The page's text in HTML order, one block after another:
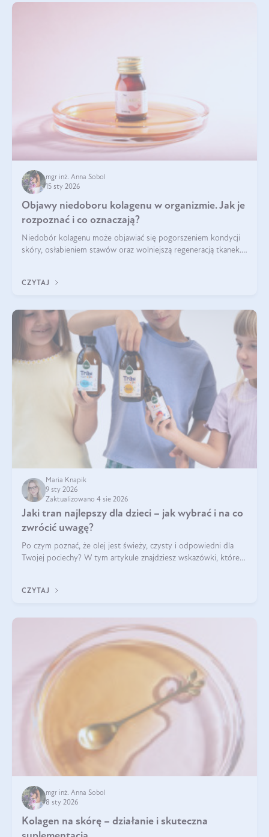
mgr inż. Anna Sobol
15 sty 2026
Objawy niedoboru kolagenu w organizmie. Jak je
rozpoznać i co oznaczają?
Niedobór kolagenu może objawiać się pogorszeniem kondycji
skóry, osłabieniem stawów oraz wolniejszą regeneracją tkanek.
osłabienie włosów.
CZYTAJ
Maria Knapik
9 sty 2026
Zaktualizowano 4 sie 2026
Jaki tran najlepszy dla dzieci – jak wybrać i na co
zwrócić uwagę?
Po czym poznać, że olej jest świeży, czysty i odpowiedni dla
Twojej pociechy? W tym artykule znajdziesz wskazówki, które
CZYTAJ
mgr inż. Anna Sobol
8 sty 2026
Kolagen na skórę – działanie i skuteczna